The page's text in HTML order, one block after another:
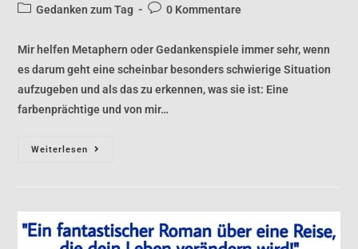
Gedanken zum Tag
0 Kommentare
Mir helfen Metaphern oder Gedankenspiele immer sehr, wenn
es darum geht eine scheinbar besonders schwierige Situation
aufzugeben und als das zu erkennen, was sie ist: Eine
farbenprächtige und von mir…
Weiterlesen